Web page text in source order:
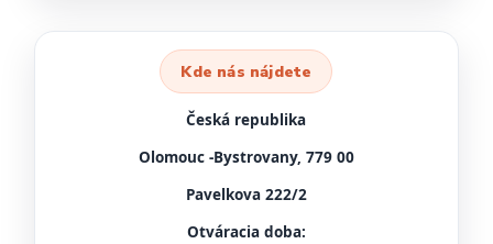
Kde nás nájdete
Česká republika
Olomouc -Bystrovany, 779 00
Pavelkova 222/2
Otváracia doba: